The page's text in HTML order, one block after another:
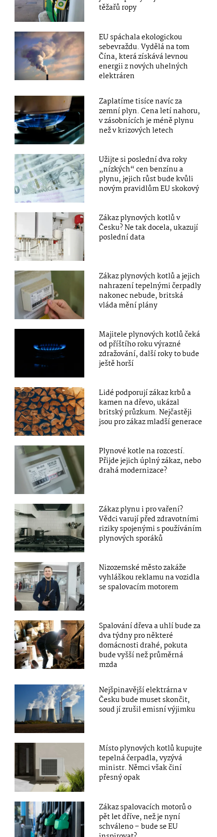
těžařů ropy
EU spáchala ekologickou
sebevraždu. Vydělá na tom
Čína, která získává levnou
energii z nových uhelných
elektráren
Zaplatíme tisíce navíc za
zemní plyn. Cena letí nahoru,
v zásobnících je méně plynu
než v krizových letech
Užijte si poslední dva roky
„nízkých“ cen benzínu a
plynu, jejich růst bude kvůli
novým pravidlům EU skokový
Zákaz plynových kotlů v
Česku? Ne tak docela, ukazují
poslední data
Zákaz plynových kotlů a jejich
nahrazení tepelnými čerpadly
nakonec nebude, britská
vláda mění plány
Majitele plynových kotlů čeká
od příštího roku výrazné
zdražování, další roky to bude
ještě horší
Lidé podporují zákaz krbů a
kamen na dřevo, ukázal
britský průzkum. Nejčastěji
jsou pro zákaz mladší generace
Plynové kotle na rozcestí.
Přijde jejich úplný zákaz, nebo
drahá modernizace?
Zákaz plynu i pro vaření?
Vědci varují před zdravotními
riziky spojenými s používáním
plynových sporáků
Nizozemské město zakáže
vyhláškou reklamu na vozidla
se spalovacím motorem
Spalování dřeva a uhlí bude za
dva týdny pro některé
domácnosti drahé, pokuta
bude vyšší než průměrná
mzda
Nejšpinavější elektrárna v
Česku bude muset skončit,
soud jí zrušil emisní výjimku
Místo plynových kotlů kupujte
tepelná čerpadla, vyzývá
ministr. Němci však činí
přesný opak
Zákaz spalovacích motorů o
pět let dříve, než je nyní
schváleno – bude se EU